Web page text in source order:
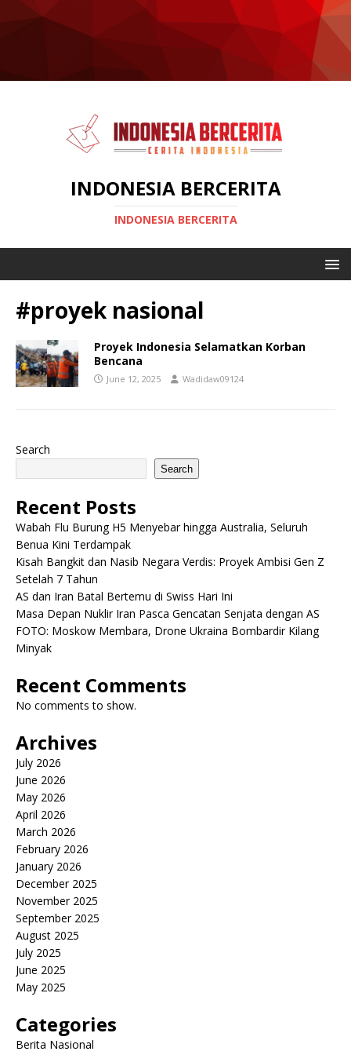
INDONESIA BERCERITA
INDONESIA BERCERITA
#proyek nasional
Proyek Indonesia Selamatkan Korban
Bencana
June 12, 2025 Wadidaw09124
Search
Search
Recent Posts
Wabah Flu Burung H5 Menyebar hingga Australia, Seluruh
Benua Kini Terdampak
Kisah Bangkit dan Nasib Negara Verdis: Proyek Ambisi Gen Z
Setelah 7 Tahun
AS dan Iran Batal Bertemu di Swiss Hari Ini
Masa Depan Nuklir Iran Pasca Gencatan Senjata dengan AS
FOTO: Moskow Membara, Drone Ukraina Bombardir Kilang
Minyak
Recent Comments
No comments to show.
Archives
July 2026
June 2026
May 2026
April 2026
March 2026
February 2026
January 2026
December 2025
November 2025
September 2025
August 2025
July 2025
June 2025
May 2025
Categories
Berita Nasional